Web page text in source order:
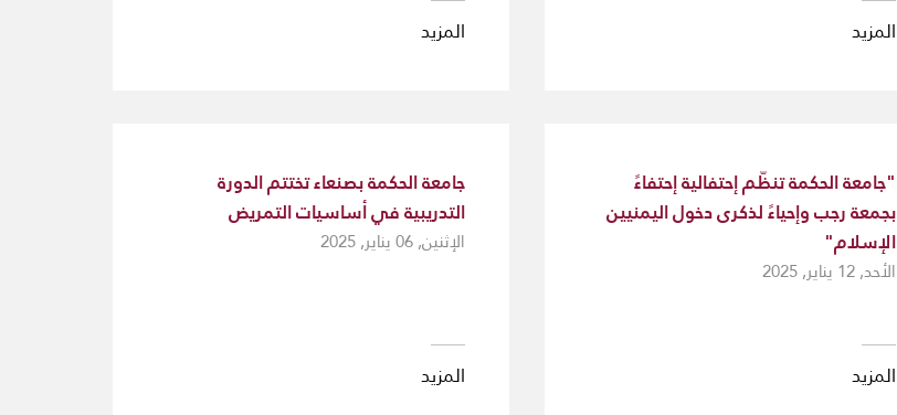
المزيد المزيد
"جامعة الحكمة تنظّم إحتفالية إحتفاءً
بجمعة رجب وإحياءً لذكرى دخول اليمنيين
الإسلام"
الأحد, 12 يناير, 2025
المزيد
جامعة الحكمة بصنعاء تختتم الدورة
التدريبية في أساسيات التمريض
الإثنين, 06 يناير, 2025
المزيد